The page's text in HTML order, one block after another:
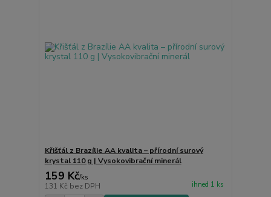
Křišťál z Brazílie AA kvalita – přírodní surový
krystal 110 g | Vysokovibrační minerál
159 Kč/ks
131 Kč bez DPH ihned 1 ks